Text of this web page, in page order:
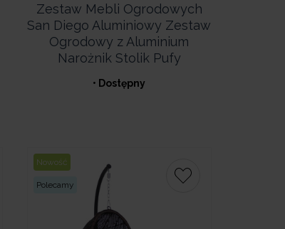
Zestaw Mebli Ogrodowych
San Diego Aluminiowy Zestaw
Ogrodowy z Aluminium
Narożnik Stolik Pufy
• Dostępny
Nowość
Polecamy